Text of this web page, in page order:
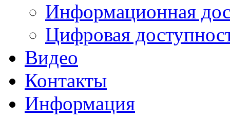
Информационная
Цифровая
Видео
Контакты
Информация